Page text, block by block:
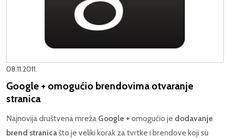
08.11.2011.
Google + omogućio brendovima otvaranje
stranica
Najnovija društvena mreža Google + omogućio je dodavanje
brend stranicašto je veliki korak za tvrtke i brendove koji su